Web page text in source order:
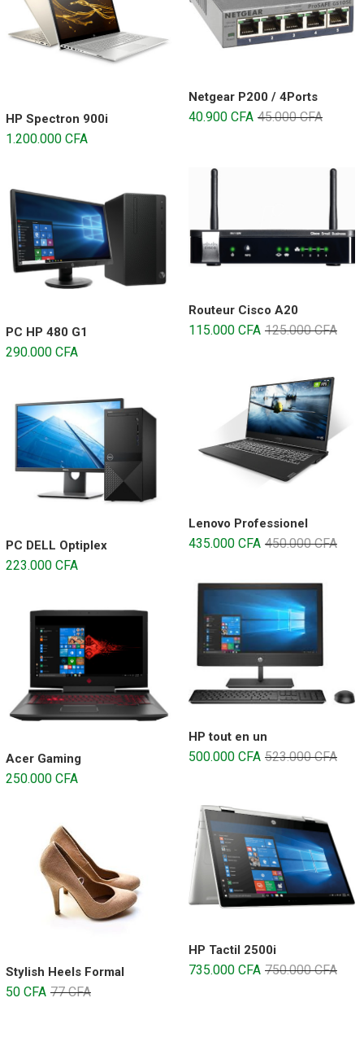
HP Spectron 900i
1.200.000 CFA
PC HP 480 G1
290.000 CFA
PC DELL Optiplex
223.000 CFA
Acer Gaming
250.000 CFA
Stylish Heels Formal
77CFA
50 CFA
Netgear P200 / 4Ports
45.000CFA
40.900 CFA
Routeur Cisco A20
125.000CFA
115.000 CFA
Lenovo Professionel
450.000CFA
435.000 CFA
HP tout en un
523.000CFA
500.000 CFA
HP Tactil 2500i
750.000CFA
735.000 CFA